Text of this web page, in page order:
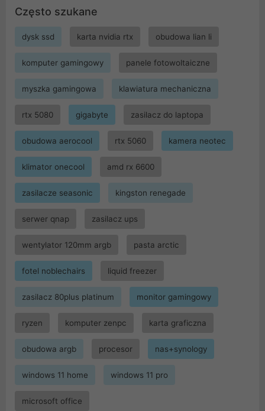
Często szukane
dysk ssd karta nvidia rtx obudowa lian li
komputer gamingowy panele fotowoltaiczne
myszka gamingowa klawiatura mechaniczna
rtx 5080 gigabyte zasilacz do laptopa
obudowa aerocool rtx 5060 kamera neotec
klimator onecool amd rx 6600
zasilacze seasonic kingston renegade
serwer qnap zasilacz ups
wentylator 120mm argb pasta arctic
fotel noblechairs liquid freezer
zasilacz 80plus platinum monitor gamingowy
ryzen komputer zenpc karta graficzna
obudowa argb procesor nas+synology
windows 11 home windows 11 pro
microsoft office